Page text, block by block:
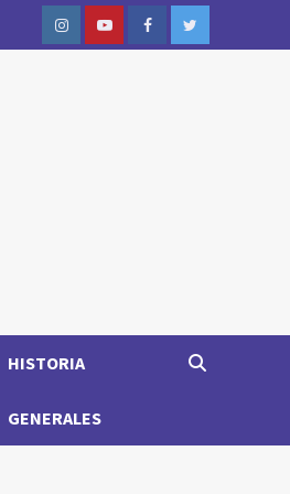
InstagramYoutubeFacebookTwitter
HISTORIA
GENERALES